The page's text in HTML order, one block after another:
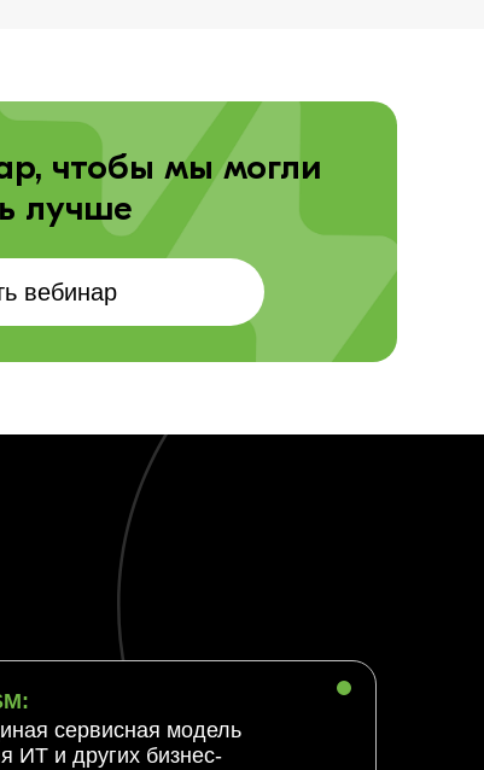
вебинар
чтобы мы могли
лучше
сервисная модель
ИТ и других бизнес-